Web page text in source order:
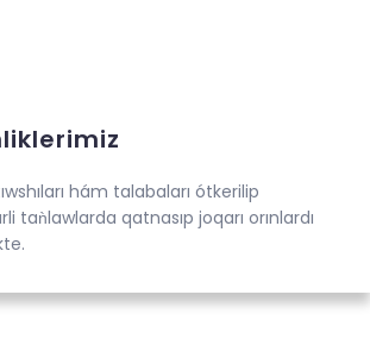
hám talabaları ótkerilip
taǹlawlarda qatnasıp joqarı orınlardı